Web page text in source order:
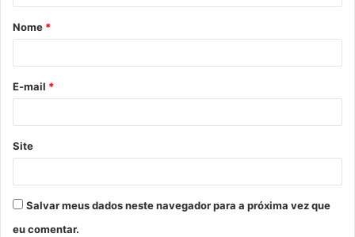
Nome *
E-mail *
Site
Salvar meus dados neste navegador para a próxima vez que
eu comentar.